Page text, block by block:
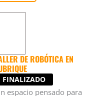
DE ROBÓTICA EN
FINALIZADO
espacio pensado para